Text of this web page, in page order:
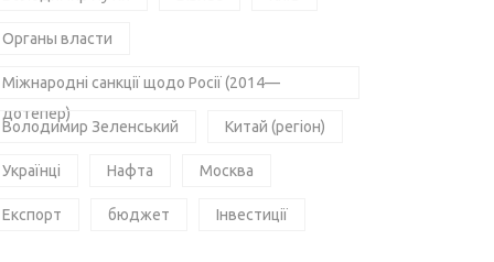
Органы власти
Міжнародні санкції щодо Росії (2014—
дотепер)
Володимир Зеленський Китай (регіон)
Українці Нафта Москва
Експорт бюджет Інвестиції